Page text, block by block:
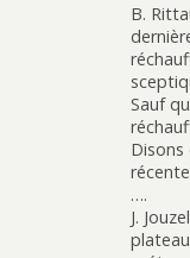
B.
Sauf
Disons
….
J.